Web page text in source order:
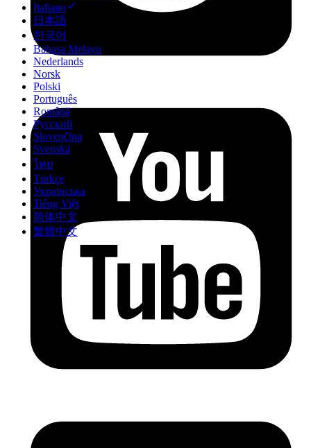
Italiano
日本語
한국어
Bahasa Melayu
Nederlands
Norsk
Polski
Português
Română
Русский
Slovenčina
Svenska
ไทย
Türkçe
Українська
Tiếng Việt
简体中文
繁體中文